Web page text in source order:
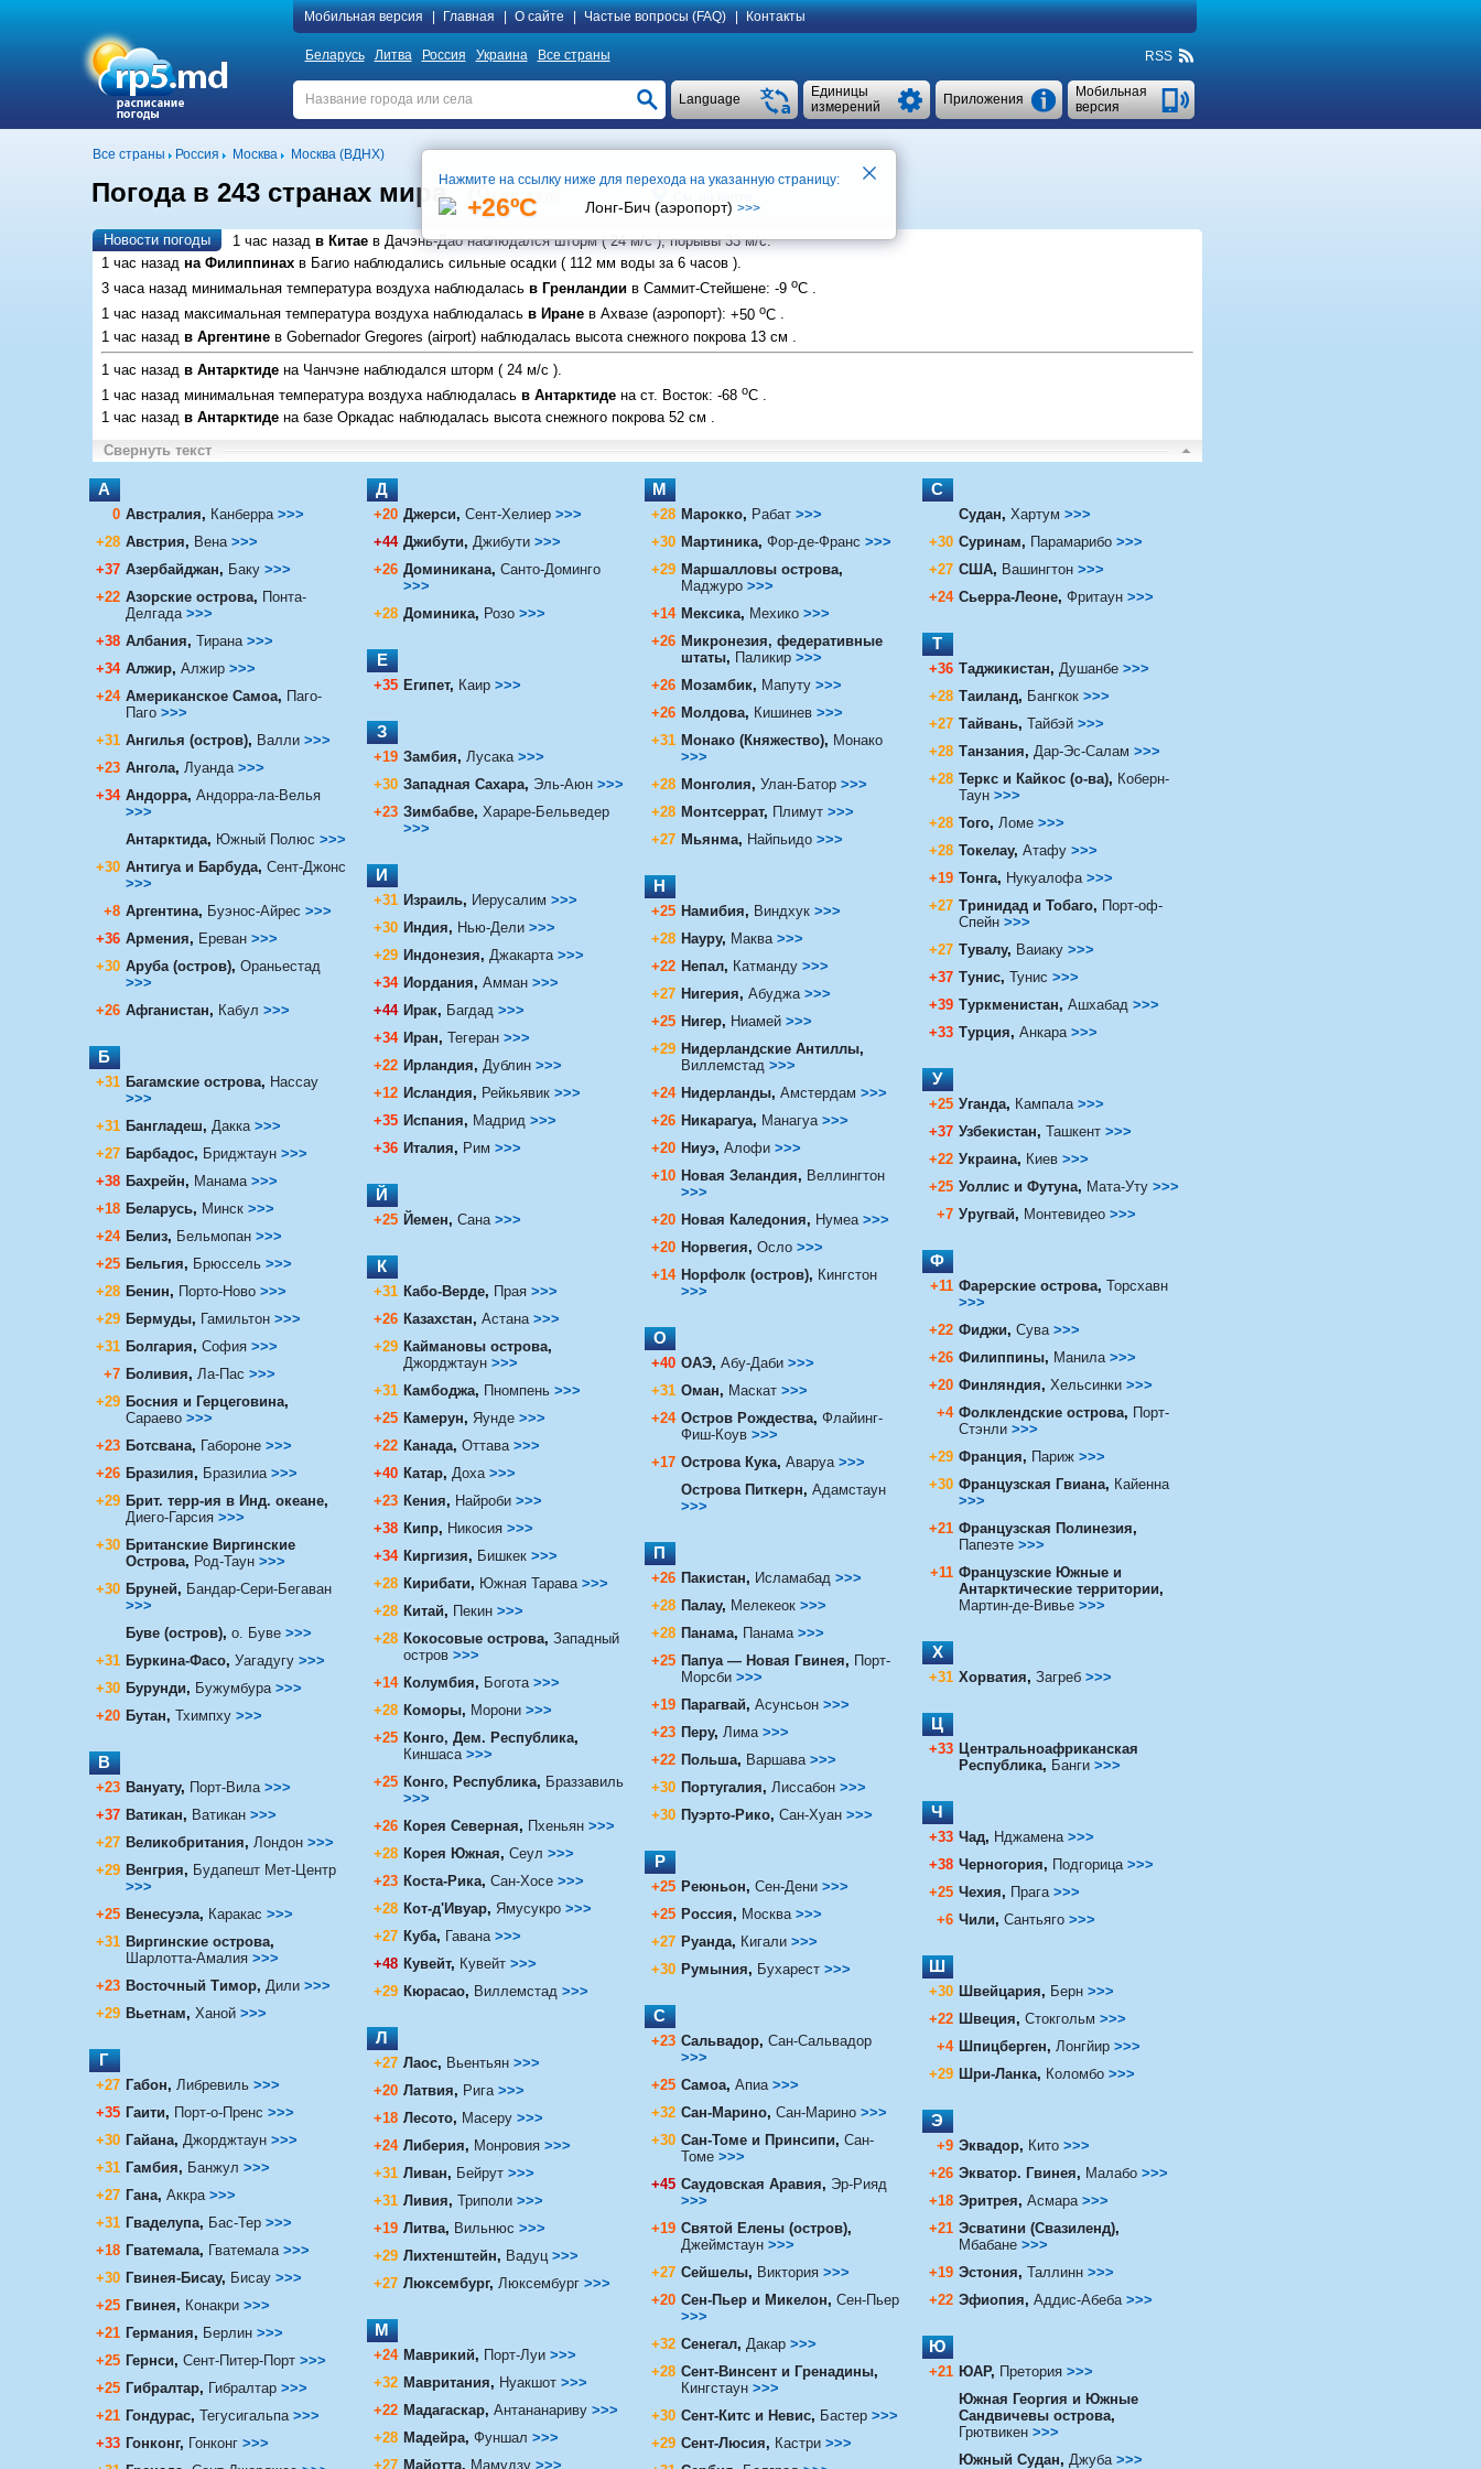
Мобильная версия Главная О сайте Частые вопросы (FAQ) Контакты
Беларусь Литва Россия Украина Все страны RSS
Мобильная
версия
Приложения
Единицы
измерений
Language
Все страны Россия Москва Москва (ВДНХ)
Погода в 243 странах мира UTC 13:06
Новости погоды 1 час назад в Китае в Дачэнь-Даонаблюдался шторм (24 м/с ), порывы33 м/с.
1 час назад на Филиппинах в Багионаблюдались сильные осадки ( 112 мм воды за 6 часов ).
3 часа назад минимальная температура воздуха наблюдалась в Гренландии в Саммит-Стейшене: -9 oC .
1 час назад максимальная температура воздуха наблюдалась в Иране в Ахвазе (аэропорт): +50 oC .
1 час назад в Аргентине в Gobernador Gregores (airport)наблюдалась высота снежного покрова 13 см
1 час назад в Антарктиде на Чанчэненаблюдался шторм (24 м/с ).
1 час назад минимальная температура воздуха наблюдалась в Антарктиде на ст. Восток: -68 oC
1 час назад в Антарктиде на базе Оркадас наблюдалась высота снежного покрова 52 см
Свернуть текст
А
0 Австралия, Канберра >>>
+28 Австрия, Вена >>>
+37 Азербайджан, Баку >>>
+22 Азорские острова, Понта-
Делгада >>>
+38 Албания, Тирана >>>
+34 Алжир, Алжир >>>
+24 Американское Самоа, Паго-
Паго >>>
+31 Ангилья (остров), Валли >>>
+23 Ангола, Луанда >>>
+34 Андорра, Андорра-ла-Велья
>>>
Антарктида, Южный Полюс >>>
+30 Антигуа и Барбуда, Сент-Джонс
>>>
+8 Аргентина, Буэнос-Айрес >>>
+36 Армения, Ереван >>>
+30 Аруба (остров), Ораньестад
>>>
+26 Афганистан, Кабул >>>
Б
+31 Багамские острова, Нассау
>>>
+31 Бангладеш, Дакка >>>
+27 Барбадос, Бриджтаун >>>
+38 Бахрейн, Манама >>>
+18 Беларусь, Минск >>>
+24 Белиз, Бельмопан >>>
+25 Бельгия, Брюссель >>>
+28 Бенин, Порто-Ново >>>
+29 Бермуды, Гамильтон >>>
+31 Болгария, София >>>
+7 Боливия, Ла-Пас >>>
+29 Босния и Герцеговина,
Сараево >>>
+23 Ботсвана, Габороне >>>
+26 Бразилия, Бразилиа >>>
+29 Брит. терр-ия в Инд. океане,
Диего-Гарсия >>>
+30 Британские Виргинские
Острова, Род-Таун >>>
+30 Бруней, Бандар-Сери-Бегаван
>>>
Буве (остров), о. Буве >>>
+31 Буркина-Фасо, Уагадугу >>>
+30 Бурунди, Бужумбура >>>
+20 Бутан, Тхимпху >>>
В
+23 Вануату, Порт-Вила >>>
+37 Ватикан, Ватикан >>>
+27 Великобритания, Лондон >>>
+29 Венгрия, Будапешт Мет-Центр
>>>
+25 Венесуэла, Каракас >>>
+31 Виргинские острова,
Шарлотта-Амалия >>>
+23 Восточный Тимор, Дили >>>
+29 Вьетнам, Ханой >>>
Г
+27 Габон, Либревиль >>>
+35 Гаити, Порт-о-Пренс >>>
+30 Гайана, Джорджтаун >>>
+31 Гамбия, Банжул >>>
+27 Гана, Аккра >>>
+31 Гваделупа, Бас-Тер >>>
+18 Гватемала, Гватемала >>>
+30 Гвинея-Бисау, Бисау >>>
+25 Гвинея, Конакри >>>
+21 Германия, Берлин >>>
+25 Гернси, Сент-Питер-Порт >>>
+25 Гибралтар, Гибралтар >>>
+21 Гондурас, Тегусигальпа >>>
+33 Гонконг, Гонконг >>>
Д
+20 Джерси, Сент-Хелиер >>>
+44 Джибути, Джибути >>>
+26 Доминикана, Санто-Доминго
>>>
+28 Доминика, Розо >>>
Е
+35 Египет, Каир >>>
З
+19 Замбия, Лусака >>>
+30 Западная Сахара, Эль-Аюн >>>
+23 Зимбабве, Хараре-Бельведер
>>>
И
+31 Израиль, Иерусалим >>>
+30 Индия, Нью-Дели >>>
+29 Индонезия, Джакарта >>>
+34 Иордания, Амман >>>
+44 Ирак, Багдад >>>
+34 Иран, Тегеран >>>
+22 Ирландия, Дублин >>>
+12 Исландия, Рейкьявик >>>
+35 Испания, Мадрид >>>
+36 Италия, Рим >>>
Й
+25 Йемен, Сана >>>
К
+31 Кабо-Верде, Прая >>>
+26 Казахстан, Астана >>>
+29 Каймановы острова,
Джорджтаун >>>
+31 Камбоджа, Пномпень >>>
+25 Камерун, Яунде >>>
+22 Канада, Оттава >>>
+40 Катар, Доха >>>
+23 Кения, Найроби >>>
+38 Кипр, Никосия >>>
+34 Киргизия, Бишкек >>>
+28 Кирибати, Южная Тарава >>>
+28 Китай, Пекин >>>
+28 Кокосовые острова, Западный
остров >>>
+14 Колумбия, Богота >>>
+28 Коморы, Морони >>>
+25 Конго, Дем. Республика,
Киншаса >>>
+25 Конго, Республика, Браззавиль
>>>
+26 Корея Северная, Пхеньян >>>
+28 Корея Южная, Сеул >>>
+23 Коста-Рика, Сан-Хосе >>>
+28 Кот-д'Ивуар, Ямусукро >>>
+27 Куба, Гавана >>>
+48 Кувейт, Кувейт >>>
+29 Кюрасао, Виллемстад >>>
Л
+27 Лаос, Вьентьян >>>
+20 Латвия, Рига >>>
+18 Лесото, Масеру >>>
+24 Либерия, Монровия >>>
+31 Ливан, Бейрут >>>
+31 Ливия, Триполи >>>
+19 Литва, Вильнюс >>>
+29 Лихтенштейн, Вадуц >>>
+27 Люксембург, Люксембург >>>
М
+24 Маврикий, Порт-Луи >>>
+32 Мавритания, Нуакшот >>>
+22 Мадагаскар, Антананариву >>>
+28 Мадейра, Фуншал >>>
+27 Майотта, Мамудзу >>>
М
+28 Марокко, Рабат >>>
+30 Мартиника, Фор-де-Франс >>>
+29 Маршалловы острова,
Маджуро >>>
+14 Мексика, Мехико >>>
+26 Микронезия, федеративные
штаты, Паликир >>>
+26 Мозамбик, Мапуту >>>
+26 Молдова, Кишинев >>>
+31 Монако (Княжество), Монако
>>>
+28 Монголия, Улан-Батор >>>
+28 Монтсеррат, Плимут >>>
+27 Мьянма, Найпьидо >>>
Н
+25 Намибия, Виндхук >>>
+28 Науру, Маква >>>
+22 Непал, Катманду >>>
+27 Нигерия, Абуджа >>>
+25 Нигер, Ниамей >>>
+29 Нидерландские Антиллы,
Виллемстад >>>
+24 Нидерланды, Амстердам >>>
+26 Никарагуа, Манагуа >>>
+20 Ниуэ, Алофи >>>
+10 Новая Зеландия, Веллингтон
>>>
+20 Новая Каледония, Нумеа >>>
+20 Норвегия, Осло >>>
+14 Норфолк (остров), Кингстон
>>>
О
+40 ОАЭ, Абу-Даби >>>
+31 Оман, Маскат >>>
+24 Остров Рождества, Флайинг-
Фиш-Коув >>>
+17 Острова Кука, Аваруа >>>
Острова Питкерн, Адамстаун
>>>
П
+26 Пакистан, Исламабад >>>
+28 Палау, Мелекеок >>>
+28 Панама, Панама >>>
+25 Папуа — Новая Гвинея, Порт-
Морсби >>>
+19 Парагвай, Асунсьон >>>
+23 Перу, Лима >>>
+22 Польша, Варшава >>>
+30 Португалия, Лиссабон >>>
+30 Пуэрто-Рико, Сан-Хуан >>>
Р
+25 Реюньон, Сен-Дени >>>
+25 Россия, Москва >>>
+27 Руанда, Кигали >>>
+30 Румыния, Бухарест >>>
С
+23 Сальвадор, Сан-Сальвадор
>>>
+25 Самоа, Апиа >>>
+32 Сан-Марино, Сан-Марино >>>
+30 Сан-Томе и Принсипи, Сан-
Томе >>>
+45 Саудовская Аравия, Эр-Рияд
>>>
+19 Святой Елены (остров),
Джеймстаун >>>
+27 Сейшелы, Виктория >>>
+20 Сен-Пьер и Микелон, Сен-Пьер
>>>
+32 Сенегал, Дакар >>>
+28 Сент-Винсент и Гренадины,
Кингстаун >>>
+30 Сент-Китс и Невис, Бастер >>>
+29 Сент-Люсия, Кастри >>>
С
Судан, Хартум >>>
+30 Суринам, Парамарибо >>>
+27 США, Вашингтон >>>
+24 Сьерра-Леоне, Фритаун >>>
Т
+36 Таджикистан, Душанбе >>>
+28 Таиланд, Бангкок >>>
+27 Тайвань, Тайбэй >>>
+28 Танзания, Дар-Эс-Салам >>>
+28 Теркс и Кайкос (о-ва), Коберн-
Таун >>>
+28 Того, Ломе >>>
+28 Токелау, Атафу >>>
+19 Тонга, Нукуалофа >>>
+27 Тринидад и Тобаго, Порт-оф-
Спейн >>>
+27 Тувалу, Ваиаку >>>
+37 Тунис, Тунис >>>
+39 Туркменистан, Ашхабад >>>
+33 Турция, Анкара >>>
У
+25 Уганда, Кампала >>>
+37 Узбекистан, Ташкент >>>
+22 Украина, Киев >>>
+25 Уоллис и Футуна, Мата-Уту >>>
+7 Уругвай, Монтевидео >>>
Ф
+11 Фарерские острова, Торсхавн
>>>
+22 Фиджи, Сува >>>
+26 Филиппины, Манила >>>
+20 Финляндия, Хельсинки >>>
+4 Фолклендские острова, Порт-
Стэнли >>>
+29 Франция, Париж >>>
+30 Французская Гвиана, Кайенна
>>>
+21 Французская Полинезия,
Папеэте >>>
+11 Французские Южные и
Антарктические территории,
Мартин-де-Вивье >>>
Х
+31 Хорватия, Загреб >>>
Ц
+33 Центральноафриканская
Республика, Банги >>>
Ч
+33 Чад, Нджамена >>>
+38 Черногория, Подгорица >>>
+25 Чехия, Прага >>>
+6 Чили, Сантьяго >>>
Ш
+30 Швейцария, Берн >>>
+22 Швеция, Стокгольм >>>
+4 Шпицберген, Лонгйир >>>
+29 Шри-Ланка, Коломбо >>>
Э
+9 Эквадор, Кито >>>
+26 Экватор. Гвинея, Малабо >>>
+18 Эритрея, Асмара >>>
+21 Эсватини (Свазиленд),
Мбабане >>>
+19 Эстония, Таллинн >>>
+22 Эфиопия, Аддис-Абеба >>>
Ю
+21 ЮАР, Претория >>>
Южная Георгия и Южные
Сандвичевы острова,
Грютвикен >>>
Южный Судан, Джуба >>>
Нажмите на ссылку ниже для перехода на указанную страницу:
+26ºC Лонг-Бич (аэропорт) >>>